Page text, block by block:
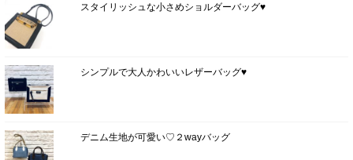
スタイリッシュな小さめショルダーバッグ♥
シンプルで大人かわいいレザーバッグ♥
デニム生地が可愛い♡２wayバッグ